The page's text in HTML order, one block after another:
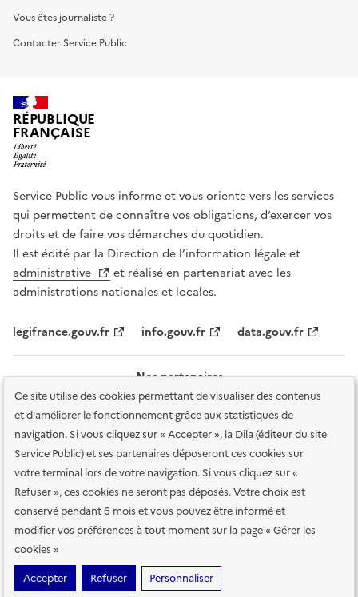
Ce site utilise des cookies permettant de visualiser des contenus
et d'améliorer le fonctionnement grâce aux statistiques de
navigation. Si vous cliquez sur « Accepter », la Dila (éditeur du site
Service Public) et ses partenaires déposeront ces cookies sur
votre terminal lors de votre navigation. Si vous cliquez sur «
Refuser », ces cookies ne seront pas déposés. Votre choix est
conservé pendant 6 mois et vous pouvez être informé et
modifier vos préférences à tout moment sur la page « Gérer les
cookies »
Accepter
Refuser Personnaliser
Vous êtes journaliste ?
Contacter Service Public
RÉPUBLIQUE
FRANÇAISE
Service Public vous informe et vous oriente vers les services
qui permettent de connaître vos obligations, d’exercer vos
droits et de faire vos démarches du quotidien.
Il est édité par la Direction de l’information légale et
administrative
et réalisé en partenariat avec les
administrations nationales et locales.
legifrance.gouv.fr info.gouv.fr data.gouv.fr
Nos partenaires
Plan du site Accessibilité : totalement conforme
Accessibilité des
services en ligne Mentions légales Données personnelles et sécurité
Conditions générales d'utilisation Gestion des cookies
Sauf mention contraire, tous les contenus de ce site sont sous
etalab-2.0